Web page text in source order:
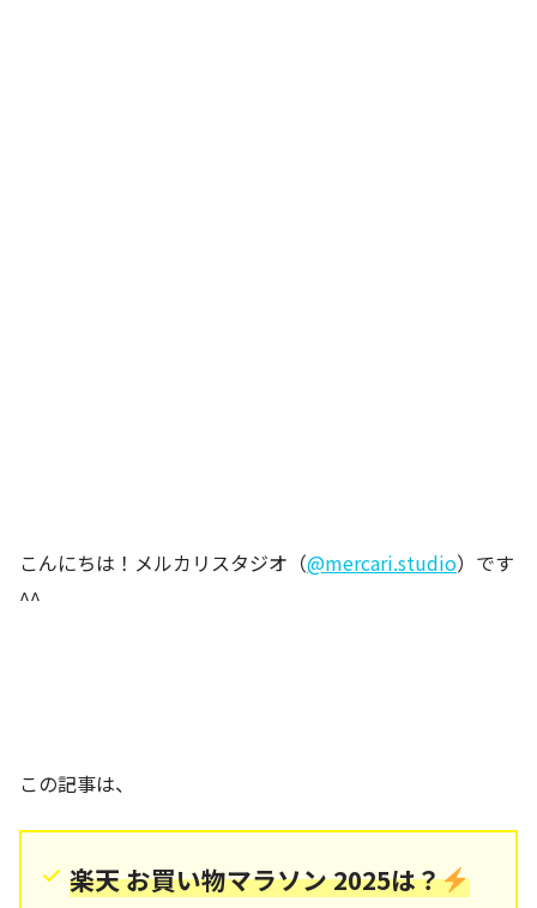
こんにちは！メルカリスタジオ（@mercari.studio）です
^^
この記事は、
楽天 お買い物マラソン 2025は？